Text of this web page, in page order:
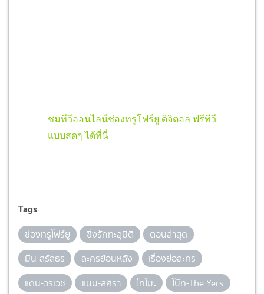
ชมทีวีออนไลน์ช่องทรูโฟร์ยู ดิจิตอล ฟรีทีวี
แบบสดๆ ได้ที่นี่
Tags
ช่องทรูโฟร์ยู ซิ่งรักทะลุมิติ
ตอนล่าสุด
มีน-สรัลธร
ละครย้อนหลัง
เรื่องย่อละคร
แดน-วรเวช
แนน-สศิรา โทโมะ โบ๊ท-The Yers